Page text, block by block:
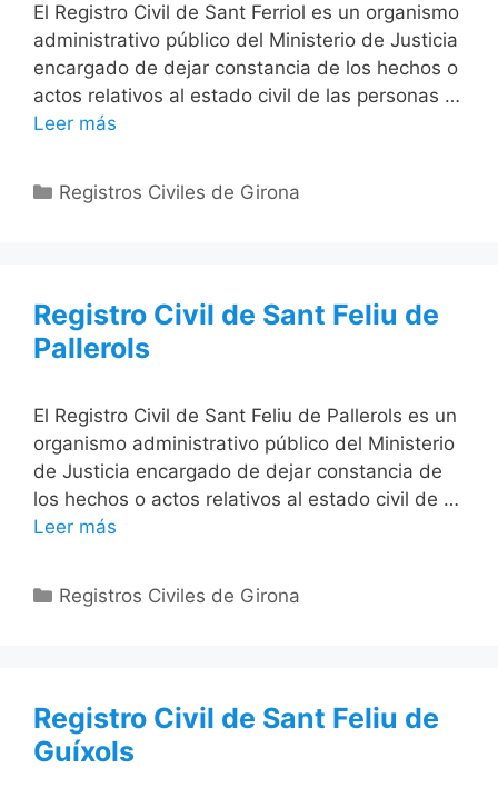
El Registro Civil de Sant Ferriol es un organismo
administrativo público del Ministerio de Justicia
encargado de dejar constancia de los hechos o
actos relativos al estado civil de las personas …
Leer más
Categorías
Registros Civiles de Girona
Registro Civil de Sant Feliu de
Pallerols
El Registro Civil de Sant Feliu de Pallerols es un
organismo administrativo público del Ministerio
de Justicia encargado de dejar constancia de
los hechos o actos relativos al estado civil de …
Leer más
Categorías
Registros Civiles de Girona
Registro Civil de Sant Feliu de
Guíxols